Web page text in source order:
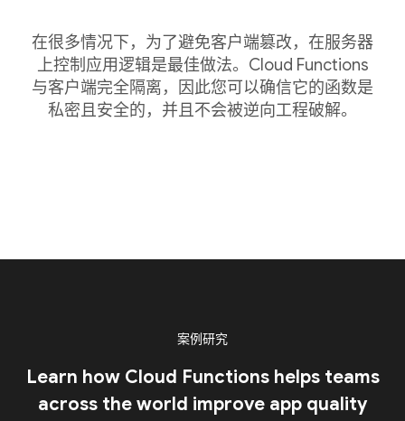
在很多情况下，为了避免客户端篡改，在服务器
上控制应用逻辑是最佳做法。Cloud Functions
与客户端完全隔离，因此您可以确信它的函数是
私密且安全的，并且不会被逆向工程破解。
案例研究
Learn how Cloud Functions helps teams
across the world improve app quality